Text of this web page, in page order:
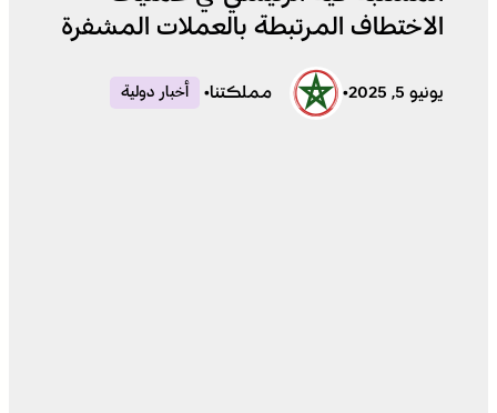
الاختطاف المرتبطة بالعملات المشفرة
يونيو 5, 2025 • مملكتنا• أخبار دولية